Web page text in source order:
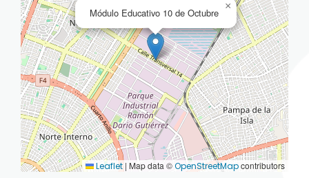
Módulo Educativo 10 de Octubre
×
Leaflet | Map data ©OpenStreetMapcontributors